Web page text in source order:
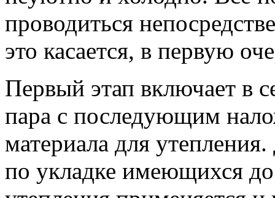
проводиться
это касается, в первую
Первый этап включает в
пара с последующим
материала для
по укладке имеющихся